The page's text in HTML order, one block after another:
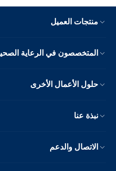
منتجات العميل
المتخصصون في الرعاية الصحية
حلول الأعمال الأخرى
نبذة عنا
الاتصال والدعم